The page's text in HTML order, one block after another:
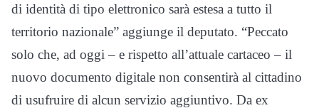
di identità di tipo elettronico sarà estesa a tutto il
territorio nazionale” aggiunge il deputato. “Peccato
solo che, ad oggi – e rispetto all’attuale cartaceo – il
nuovo documento digitale non consentirà al cittadino
di usufruire di alcun servizio aggiuntivo. Da ex